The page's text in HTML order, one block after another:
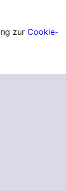
zur Cookie-